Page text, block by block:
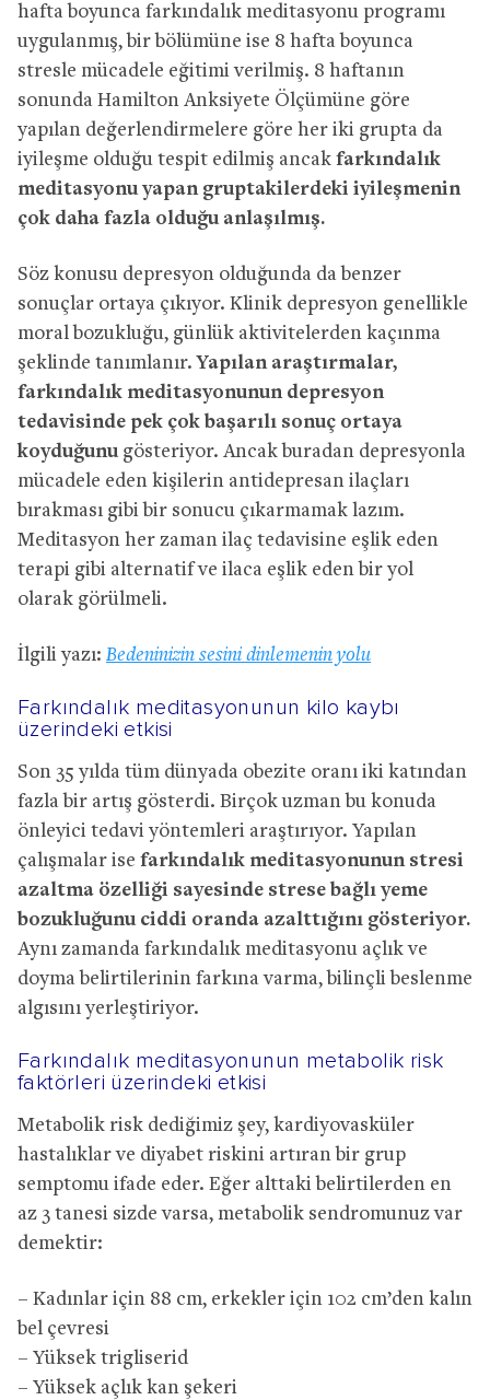
hafta boyunca farkındalık meditasyonu programı
uygulanmış, bir bölümüne ise 8 hafta boyunca
stresle mücadele eğitimi verilmiş. 8 haftanın
sonunda Hamilton Anksiyete Ölçümüne göre
yapılan değerlendirmelere göre her iki grupta da
iyileşme olduğu tespit edilmiş ancak farkındalık
meditasyonu yapan gruptakilerdeki iyileşmenin
çok daha fazla olduğu anlaşılmış.
Söz konusu depresyon olduğunda da benzer
sonuçlar ortaya çıkıyor. Klinik depresyon genellikle
moral bozukluğu, günlük aktivitelerden kaçınma
şeklinde tanımlanır.Yapılan araştırmalar,
farkındalık meditasyonunun depresyon
tedavisinde pek çok başarılı sonuç ortaya
koyduğunu gösteriyor. Ancak buradan depresyonla
mücadele eden kişilerin antidepresan ilaçları
bırakması gibi bir sonucu çıkarmamak lazım.
Meditasyon her zaman ilaç tedavisine eşlik eden
terapi gibi alternatif ve ilaca eşlik eden bir yol
olarak görülmeli.
İlgili yazı: Bedeninizin sesini dinlemenin yolu
Farkındalık meditasyonunun kilo kaybı
üzerindeki etkisi
Son 35 yılda tüm dünyada obezite oranı iki katından
fazla bir artış gösterdi. Birçok uzman bu konuda
önleyici tedavi yöntemleri araştırıyor. Yapılan
çalışmalar ise farkındalık meditasyonunun stresi
azaltma özelliği sayesinde strese bağlı yeme
bozukluğunu ciddi oranda azalttığını gösteriyor.
Aynı zamanda farkındalık meditasyonu açlık ve
doyma belirtilerinin farkına varma, bilinçli beslenme
algısını yerleştiriyor.
Farkındalık meditasyonunun metabolik risk
faktörleri üzerindeki etkisi
Metabolik risk dediğimiz şey, kardiyovasküler
hastalıklar ve diyabet riskini artıran bir grup
semptomu ifade eder. Eğer alttaki belirtilerden en
az 3 tanesi sizde varsa, metabolik sendromunuz var
demektir:
– Kadınlar için 88 cm, erkekler için 102 cm’den kalın
bel çevresi
– Yüksek trigliserid
– Yüksek açlık kan şekeri